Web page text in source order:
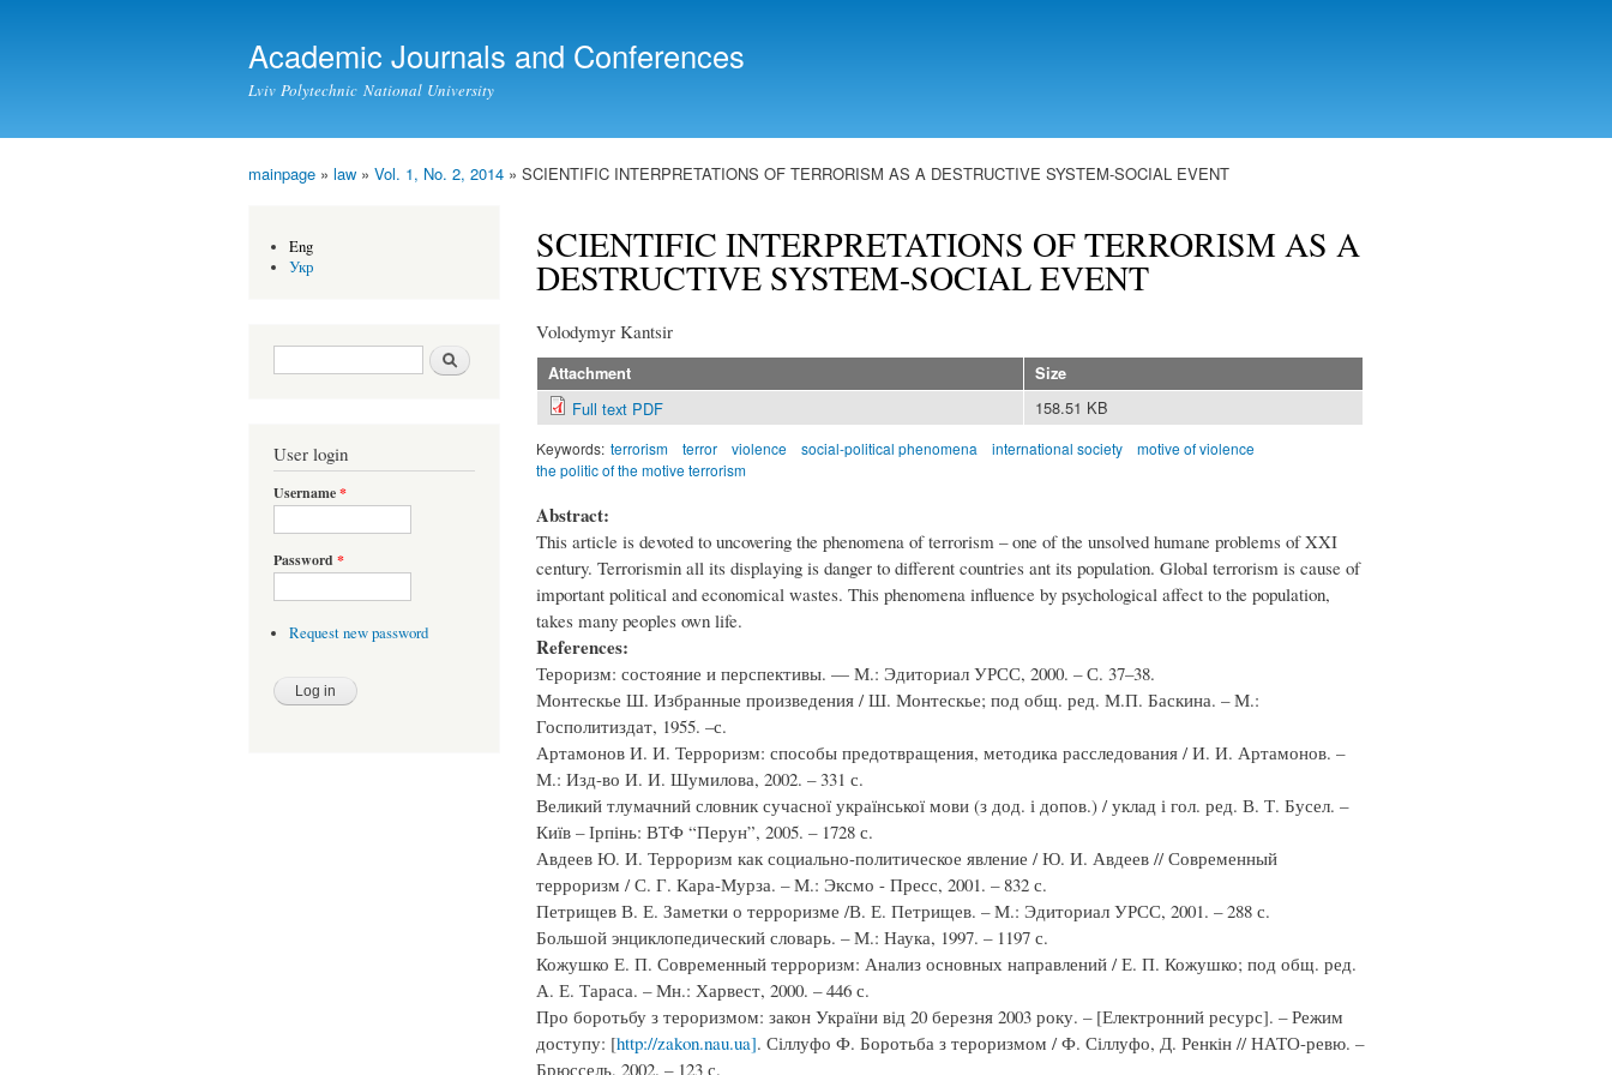
content
Academic Journals and Conferences
Lviv Polytechnic National University
mainpage » law » Vol. 1, No. 2, 2014 » SCIENTIFIC INTERPRETATIONS OF TERRORISM AS A DESTRUCTIVE SYSTEM-SOCIAL EVENT
Eng
Укр
Search form Search
User login
Username*
Password *
Request new password
SCIENTIFIC INTERPRETATIONS OF TERRORISM AS A
DESTRUCTIVE SYSTEM-SOCIAL EVENT
Volodymyr Kantsir
Attachment Size
Full text PDF 158.51 KB
Keywords: terrorism terror violence social-political phenomena international society
motive of violence
the politic of the motive terrorism
Abstract:
This article is devoted to uncovering the phenomena of terrorism – one of the unsolved humane problems of XXI
century. Terrorismin all its displaying is danger to different countries ant its population. Global terrorism is cause of
important political and economical wastes. This phenomena influence by psychological affect to the population,
takes many peoples own life.
References:
Тероризм: состояние и перспективы. — М.: Эдиториал УРСС, 2000. – С. 37–38.
Монтескье Ш. Избранные произведения / Ш. Монтескье; под общ. ред. М.П. Баскина. – М.:
Госполитиздат, 1955. –с.
Артамонов И. И. Терроризм: способы предотвращения, методика расследования / И. И. Артамонов. –
М.: Изд-во И. И. Шумилова, 2002. – 331 с.
Великий тлумачний словник сучасної української мови (з дод. і допов.) / уклад і гол. ред. В. Т. Бусел. –
Київ – Ірпінь: ВТФ “Перун”, 2005. – 1728 с.
Авдеев Ю. И. Терроризм как социально-политическое явление / Ю. И. Авдеев // Современный
терроризм / С. Г. Кара-Мурза. – М.: Эксмо - Пресс, 2001. – 832 с.
Петрищев В. Е. Заметки о терроризме /В. Е. Петрищев. – М.: Эдиториал УРСС, 2001. – 288 с.
Большой энциклопедический словарь. – М.: Наука, 1997. – 1197 с.
Кожушко Е. П. Современный терроризм: Анализ основных направлений / Е. П. Кожушко; под общ. ред.
А. Е. Тараса. – Мн.: Харвест, 2000. – 446 с.
Про боротьбу з тероризмом: закон України від 20 березня 2003 року. – [Електронний ресурс]. – Режим
доступу: [http://zakon.nau.ua]. Сіллуфо Ф. Боротьба з тероризмом / Ф. Сіллуфо, Д. Ренкін // НАТО-ревю. –
Брюссель, 2002. – 123 с.